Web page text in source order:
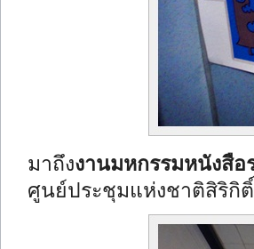
มาถึงงานมหกรรมหนังสื
ศูนย์ประชุมแห่งชาติสิริกิ